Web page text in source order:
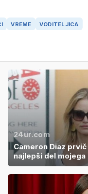
VREME VODITELJICA
24ur.com
Cameron Diaz
najlepši del mojega